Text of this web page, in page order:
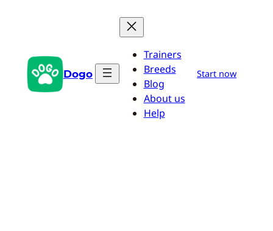
Dogo
Trainers
Breeds
Blog
About us
Help
Start now